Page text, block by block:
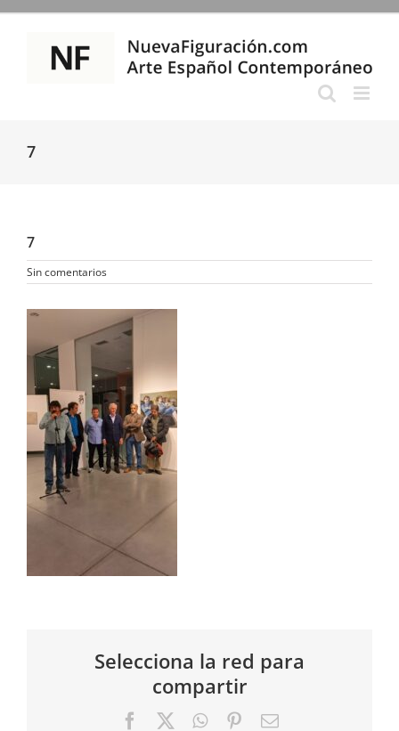
Saltar
contenido
7
7
Sin comentarios
Selecciona la red para
compartir
FacebookWhatsApp
PinterestCorreo